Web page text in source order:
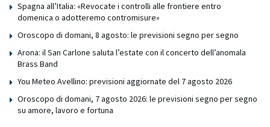
Spagna all’Italia: «Revocate i controlli alle frontiere entro
domenica o adotteremo contromisure»
Oroscopo di domani, 8 agosto: le previsioni segno per segno
Arona: il San Carlone saluta l’estate con il concerto dell’anomala
Brass Band
You Meteo Avellino: previsioni aggiornate del 7 agosto 2026
Oroscopo di domani, 7 agosto 2026: le previsioni segno per segno
su amore, lavoro e fortuna